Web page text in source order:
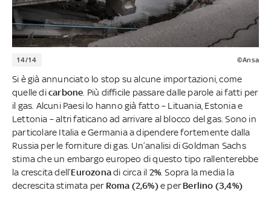
14/14 ©Ansa
Si è già annunciato lo stop su alcune importazioni, come
quelle dicarbone . Più difficile passare dalle parole ai fatti per
il gas. Alcuni Paesi lo hanno già fatto – Lituania, Estonia e
Lettonia – altri faticano ad arrivare al blocco del gas. Sono in
particolare Italia e Germania a dipendere fortemente dalla
Russia per le forniture di gas. Un’analisi di Goldman Sachs
stima che un embargo europeo di questo tipo rallenterebbe
la crescita dell’Eurozonadi circa il 2% . Sopra la media la
decrescita stimata per Roma (2,6%)e perBerlino (3,4%)